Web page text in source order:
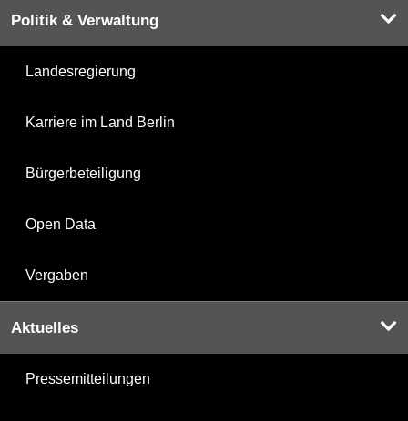
Politik & Verwaltung
Landesregierung
Karriere im Land Berlin
Bürgerbeteiligung
Open Data
Vergaben
Aktuelles
Pressemitteilungen